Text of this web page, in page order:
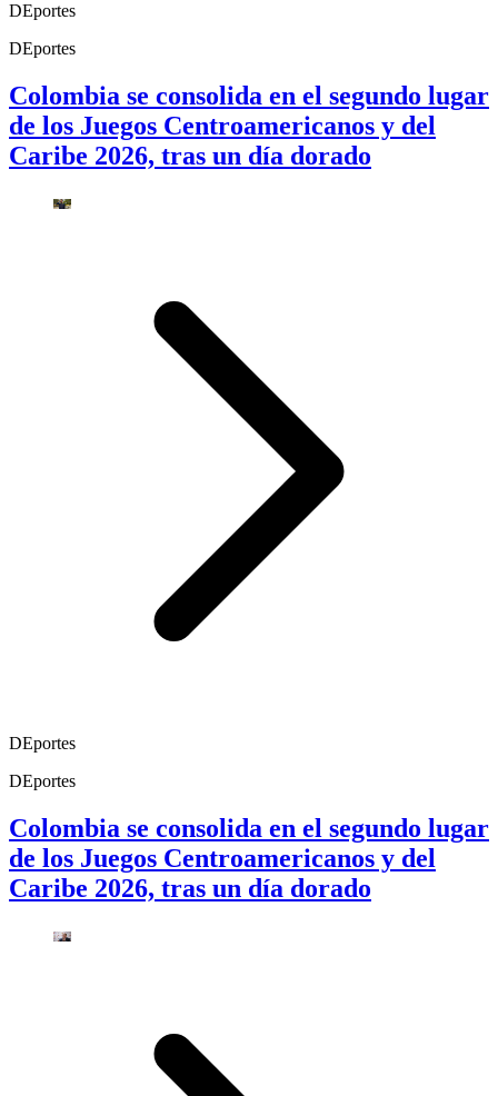
DEportes
DEportes
Colombia se consolida en el segundo lugar
de los Juegos Centroamericanos y del
Caribe 2026, tras un día dorado
DEportes
DEportes
Colombia se consolida en el segundo lugar
de los Juegos Centroamericanos y del
Caribe 2026, tras un día dorado